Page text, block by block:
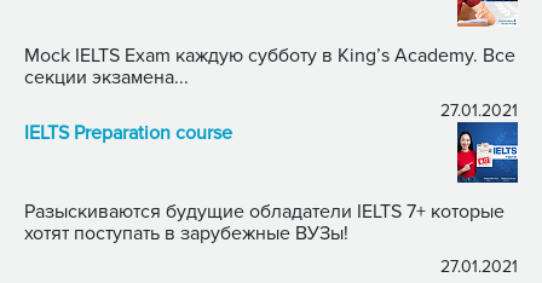
Mock IELTS Exam каждую субботу в King’s Academy. Все
секции экзамена...
27.01.2021
IELTS Preparation course
Разыскиваются будущие обладатели IELTS 7+ которые
хотят поступать в зарубежные ВУЗы!
27.01.2021